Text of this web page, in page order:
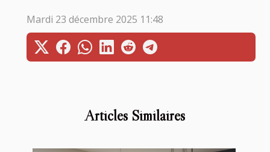
Articles Similaires
Mardi 23 décembre 2025 11:48